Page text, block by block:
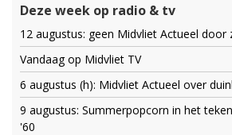
Deze week op radio & tv
12 augustus: geen Midvliet Actueel door
Vandaag op Midvliet TV
6 augustus (h): Midvliet Actueel over
9 augustus: Summerpopcorn in het
'60